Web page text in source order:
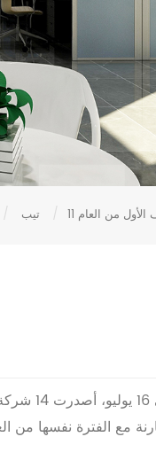
تيب / / الأول من العام